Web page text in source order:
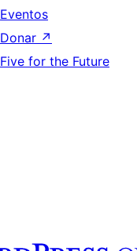
Eventos
Donar ↗
Five for the Future